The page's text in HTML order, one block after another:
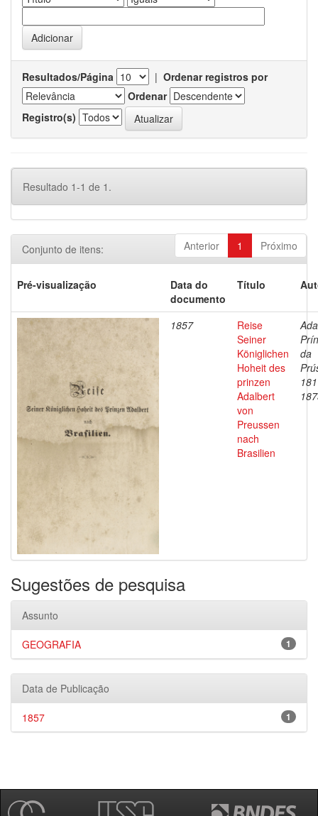
Resultados/Página | Ordenar registros por
Ordenar
Registro(s)
Resultado 1-1 de 1.
Anterior 1 Próximo
Conjunto de itens:
Pré-visualização
Data do
documento
Título
1857
Reise
Seiner
Königlichen
Hoheit des
prinzen
Adalbert
von
Preussen
nach
Brasilien
da
Sugestões de pesquisa
Assunto
1
GEOGRAFIA
Data de Publicação
1
1857